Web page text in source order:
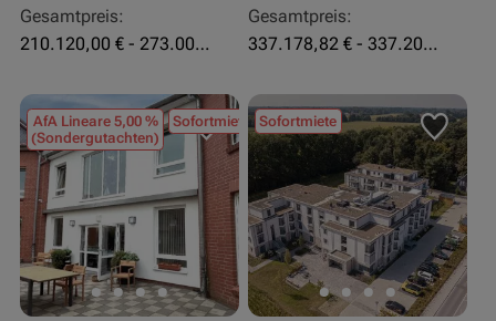
Gesamtpreis:
210.120,00 € - 273.003,24 €
Gesamtpreis:
337.178,82 € - 337.207,06 €
AfA Lineare 5,00 %
(Sondergutachten)
Sofortmiete Sofortmiete